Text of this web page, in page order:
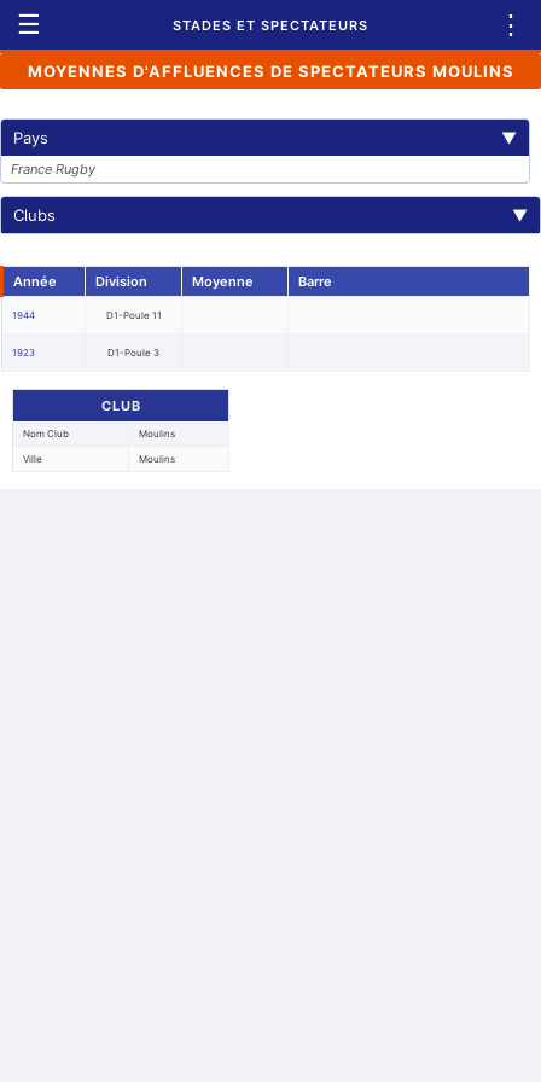
☰ STADES ET SPECTATEURS ⋮
MOYENNES D'AFFLUENCES DE SPECTATEURS MOULINS
Pays ▼
France Rugby
Clubs ▼
Année Division Moyenne Barre
1944 D1-Poule 11
1923 D1-Poule 3
CLUB
Nom Club Moulins
Ville Moulins